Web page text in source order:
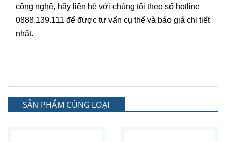
công nghệ, hãy liên hệ với chúng tôi theo số hotline
0888.139.111 để được tư vấn cụ thể và báo giá chi tiết
nhất.
SẢN PHẨM CÙNG LOẠI